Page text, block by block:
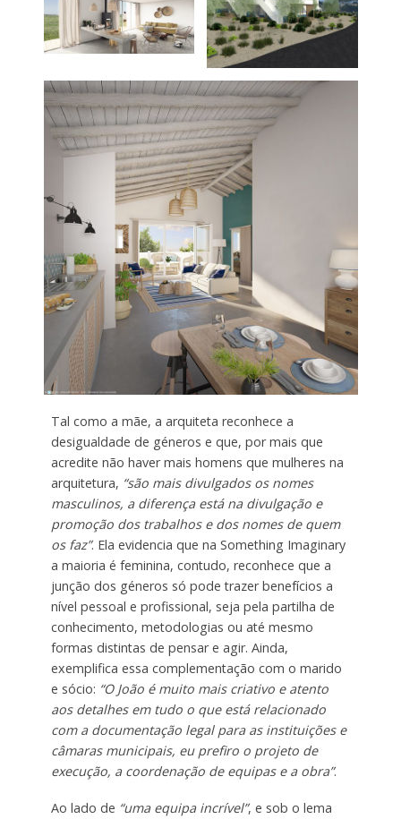
Tal como a mãe, a arquiteta reconhece a
desigualdade de géneros e que, por mais que
acredite não haver mais homens que mulheres na
arquitetura, “são mais divulgados os nomes
masculinos, a diferença está na divulgação e
promoção dos trabalhos e dos nomes de quem
os faz”. Ela evidencia que na Something Imaginary
a maioria é feminina, contudo, reconhece que a
junção dos géneros só pode trazer benefícios a
nível pessoal e profissional, seja pela partilha de
conhecimento, metodologias ou até mesmo
formas distintas de pensar e agir. Ainda,
exemplifica essa complementação com o marido
e sócio: “O João é muito mais criativo e atento
aos detalhes em tudo o que está relacionado
com a documentação legal para as instituições e
câmaras municipais, eu prefiro o projeto de
execução, a coordenação de equipas e a obra”.
Ao lado de “uma equipa incrível”, e sob o lema